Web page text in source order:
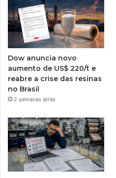
Dow anuncia novo
aumento de US$ 220/t e
reabre a crise das resinas
no Brasil
2 semanas atrás